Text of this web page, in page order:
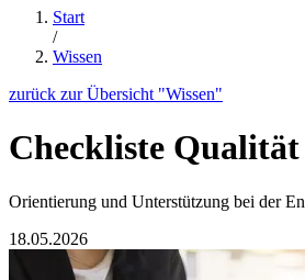
Start
/
Wissen
zurück zur Übersicht "Wissen"
Checkliste
Orientierung und Unterstützung bei der
18.05.2026